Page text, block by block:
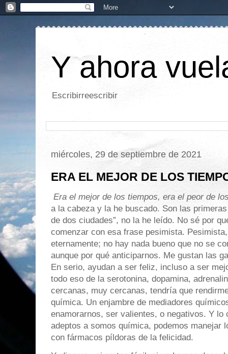
Y ahora
Escribirreescribir
miércoles, 29 de septiembre de 2021
ERA EL MEJOR DE LOS
Era el mejor de los tiempos, era el peor de
a la cabeza y la he buscado. Son las
de dos ciudades”, no la he leído. No sé por
comenzar con esa frase pesimista.
eternamente; no hay nada bueno que no se
aunque por qué anticiparnos. Me gustan las
En serio, ayudan a ser feliz, incluso a ser
todo eso de la serotonina, dopamina,
cercanas, muy cercanas, tendría que
química. Un enjambre de mediadores
enamorarnos, ser valientes, o negativos. Y lo
adeptos a somos química, podemos manejar
con fármacos píldoras de la felicidad.